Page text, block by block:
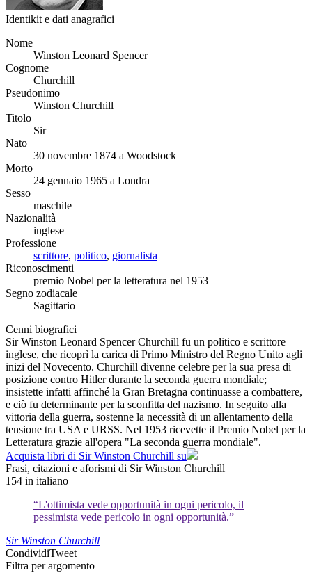
Identikit e dati anagrafici
Nome
Winston Leonard Spencer
Cognome
Churchill
Pseudonimo
Winston Churchill
Titolo
Sir
Nato
30 novembre 1874 a Woodstock
Morto
24 gennaio 1965 a Londra
Sesso
maschile
Nazionalità
inglese
Professione
scrittore, politico, giornalista
Riconoscimenti
premio Nobel per la letteratura nel 1953
Segno zodiacale
Sagittario
Cenni biografici
Sir Winston Leonard Spencer Churchill fu un politico e scrittore
inglese, che ricoprì la carica di Primo Ministro del Regno Unito agli
inizi del Novecento. Churchill divenne celebre per la sua presa di
posizione contro Hitler durante la seconda guerra mondiale;
insistette infatti affinché la Gran Bretagna continuasse a combattere,
e ciò fu determinante per la sconfitta del nazismo. In seguito alla
vittoria della guerra, sostenne la necessità di un allentamento della
tensione tra USA e URSS. Nel 1953 ricevette il Premio Nobel per la
Letteratura grazie all'opera "La seconda guerra mondiale".
Acquista libri di Sir Winston Churchill su
Frasi, citazioni e aforismi di Sir Winston Churchill
154 in italiano
“L'ottimista vede opportunità in ogni pericolo, il
pessimista vede pericolo in ogni opportunità.”
Sir Winston Churchill
CondividiTweet
Filtra per argomento